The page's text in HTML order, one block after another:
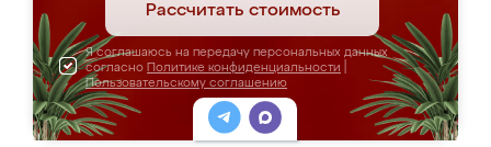
Рассчитать стоимость
Я соглашаюсь на передачу персональных данных
согласно Политике конфиденциальности
Пользовательскому соглашению